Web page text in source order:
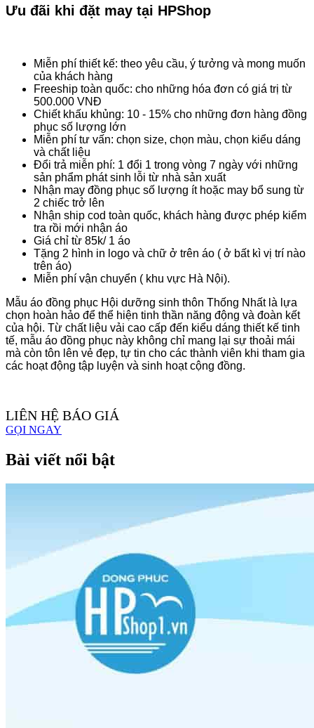
Ưu đãi khi đặt may tại HPShop
Miễn phí thiết kế: theo yêu cầu, ý tưởng và mong muốn
của khách hàng
Freeship toàn quốc: cho những hóa đơn có giá trị từ
500.000 VNĐ
Chiết khấu khủng: 10 - 15% cho những đơn hàng đồng
phục số lượng lớn
Miễn phí tư vấn: chọn size, chọn màu, chọn kiểu dáng
và chất liệu
Đổi trả miễn phí: 1 đổi 1 trong vòng 7 ngày với những
sản phẩm phát sinh lỗi từ nhà sản xuất
Nhận may đồng phục số lượng ít hoặc may bổ sung từ
2 chiếc trở lên
Nhận ship cod toàn quốc, khách hàng được phép kiểm
tra rồi mới nhận áo
Giá chỉ từ 85k/ 1 áo
Tặng 2 hình in logo và chữ ở trên áo ( ở bất kì vị trí nào
trên áo)
Miễn phí vận chuyển ( khu vực Hà Nội).
Mẫu áo đồng phục Hội dưỡng sinh thôn Thống Nhất là lựa
chọn hoàn hảo để thể hiện tinh thần năng động và đoàn kết
của hội. Từ chất liệu vải cao cấp đến kiểu dáng thiết kế tinh
tế, mẫu áo đồng phục này không chỉ mang lại sự thoải mái
mà còn tôn lên vẻ đẹp, tự tin cho các thành viên khi tham gia
các hoạt động tập luyện và sinh hoạt cộng đồng.
LIÊN HỆ BÁO GIÁ
GỌI NGAY
Bài viết nổi bật